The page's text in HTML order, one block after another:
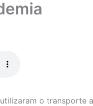
o transporte